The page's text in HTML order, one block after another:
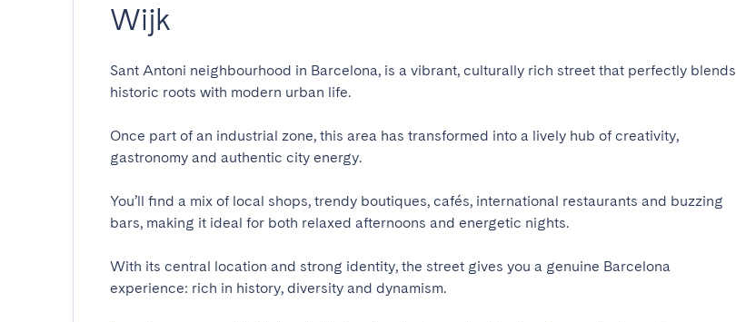
Wijk
Sant Antoni neighbourhood in Barcelona, is a vibrant, culturally rich street that perfectly blends
historic roots with modern urban life.
Once part of an industrial zone, this area has transformed into a lively hub of creativity,
gastronomy and authentic city energy.
You’ll find a mix of local shops, trendy boutiques, cafés, international restaurants and buzzing
bars, making it ideal for both relaxed afternoons and energetic nights.
With its central location and strong identity, the street gives you a genuine Barcelona
experience: rich in history, diversity and dynamism.